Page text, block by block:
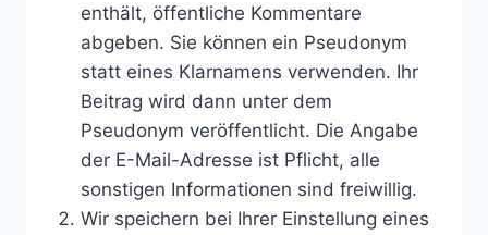
enthält, öffentliche Kommentare
abgeben. Sie können ein Pseudonym
statt eines Klarnamens verwenden. Ihr
Beitrag wird dann unter dem
Pseudonym veröffentlicht. Die Angabe
der E-Mail-Adresse ist Pflicht, alle
sonstigen Informationen sind freiwillig.
Wir speichern bei Ihrer Einstellung eines